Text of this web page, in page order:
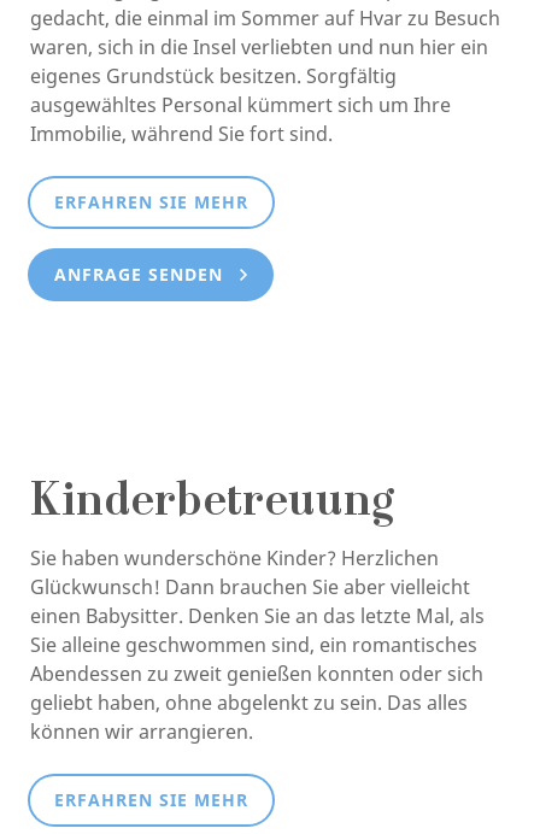
gedacht, die einmal im Sommer auf Hvar zu Besuch
waren, sich in die Insel verliebten und nun hier ein
eigenes Grundstück besitzen. Sorgfältig
ausgewähltes Personal kümmert sich um Ihre
Immobilie, während Sie fort sind.
ERFAHREN SIE MEHR
ANFRAGE SENDEN
Kinderbetreuung
Sie haben wunderschöne Kinder? Herzlichen
Glückwunsch! Dann brauchen Sie aber vielleicht
einen Babysitter. Denken Sie an das letzte Mal, als
Sie alleine geschwommen sind, ein romantisches
Abendessen zu zweit genießen konnten oder sich
geliebt haben, ohne abgelenkt zu sein. Das alles
können wir arrangieren.
ERFAHREN SIE MEHR